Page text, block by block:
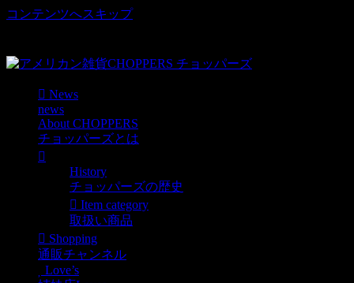
コンテンツへスキップ
News
news
About CHOPPERS
チョッパーズとは
History
チョッパーズの歴史
Item category
取扱い商品
Shopping
通販チャンネル
Love’s